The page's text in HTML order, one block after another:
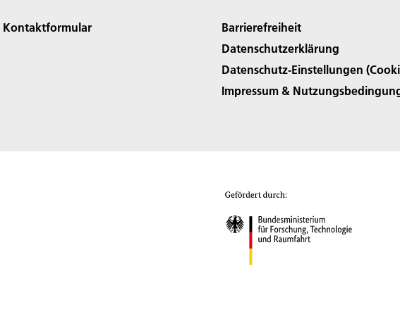
Kontaktformular
Barrierefreiheit
Datenschutzerklärung
Datenschutz-Einstellungen
Impressum &